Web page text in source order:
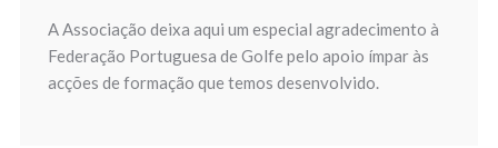
A Associação deixa aqui um especial agradecimento à
Federação Portuguesa de Golfe pelo apoio ímpar às
acções de formação que temos desenvolvido.